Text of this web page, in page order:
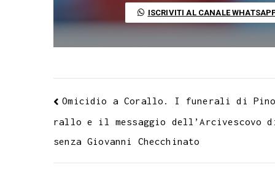
k
p
a
m
e
e
s
t
I
n
ISCRIVITI AL CANALE
Omicidio a Corallo. I funerali di Pino
rallo e il messaggio dell’Arcivescovo
senza Giovanni Checchinato